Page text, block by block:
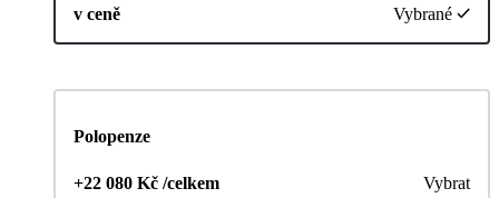
v ceně Vybrané
Polopenze
+22 080 Kč /celkem Vybrat